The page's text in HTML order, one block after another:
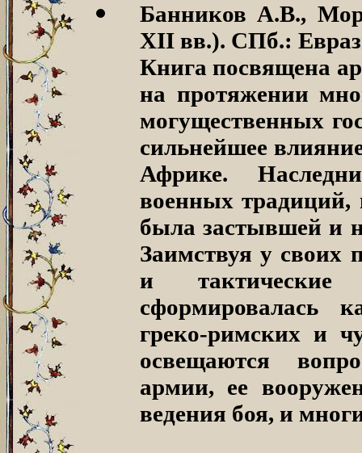
Банников А.В.,
XII вв.). СПб.:
Книга посвящена
на протяжении
могущественных
сильнейшее
Африке.
военных традиций,
была застывшей и
Заимствуя у своих
и
сформировалась
греко-римских и
освещаются
армии, ее
ведения боя, и